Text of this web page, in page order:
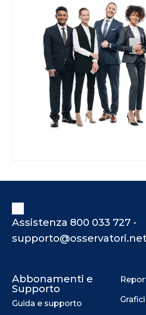
Assistenza 800 033 727 -
Abbonamenti e
Supporto
Guida e supporto Grafici